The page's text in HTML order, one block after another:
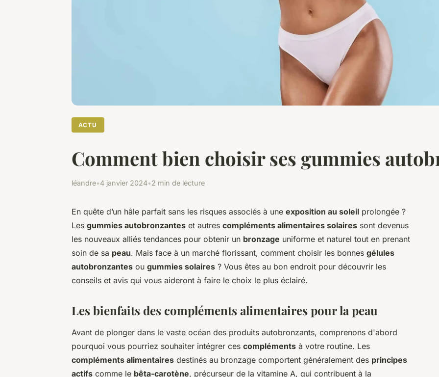
ACTU
Comment bien choisir ses gummies
léandre•4 janvier 2024•2 min de lecture
En quête d’un hâle parfait sans les risques associés à une exposition au soleil prolongée ?
Les gummies autobronzantes et autres compléments alimentaires solaires sont devenus
les nouveaux alliés tendances pour obtenir un bronzage uniforme et naturel tout en prenant
soin de sa peau. Mais face à un marché florissant, comment choisir les bonnes gélules
autobronzantes ou gummies solaires ? Vous êtes au bon endroit pour découvrir les
conseils et avis qui vous aideront à faire le choix le plus éclairé.
Les bienfaits des compléments alimentaires pour la peau
Avant de plonger dans le vaste océan des produits autobronzants, comprenons d'abord
pourquoi vous pourriez souhaiter intégrer ces compléments à votre routine. Les
compléments alimentaires destinés au bronzage comportent généralement des principes
actifs comme le bêta-carotène, précurseur de la vitamine A, qui contribuent à la